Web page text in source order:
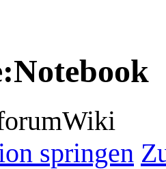
:Notebook
springen